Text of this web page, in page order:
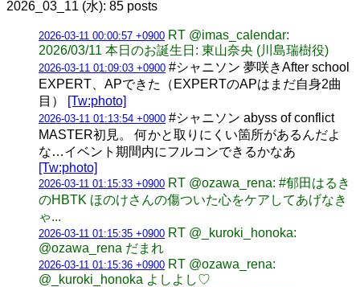
2026_03_11 (水): 85 posts
2026-03-11 00:00:57 +0900 RT @imas_calendar:
2026/03/11 本日のお誕生日: 東山奈央 (川島瑞樹役)
2026-03-11 01:09:03 +0900 #シャニソン 夢咲きAfter school
EXPERT、APできた（EXPERTのAPはまだ自身2曲
目）
[Tw:photo]
2026-03-11 01:13:54 +0900 #シャニソン abyss of conflict
MASTER初見。 何かと取りにくい箇所があるんだよ
な…イベント期間内にフルコンできるかなあ
[Tw:photo]
2026-03-11 01:15:33 +0900 RT @ozawa_rena: #郁田はるき
のHBTK ほのけさんの傷ついた心をケアしてあげなき
ゃ...
2026-03-11 01:15:35 +0900 RT @_kuroki_honoka:
@ozawa_rena だまれ
2026-03-11 01:15:36 +0900 RT @ozawa_rena:
@_kuroki_honoka よしよし♡